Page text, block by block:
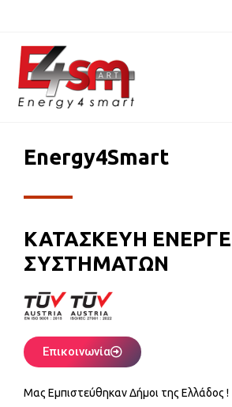
Energy4Smart
ΚΑΤΑΣΚΕΥΗ
ΣΥΣΤΗΜΑΤΩΝ
Επικοινωνία
Μας Εμπιστεύθηκαν Δήμοι της Ελλάδος !